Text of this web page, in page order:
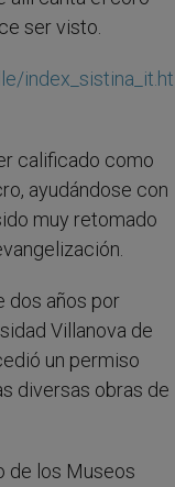
ser visto.
index_sistina_it.ht
calificado como
ayudándose con
muy retomado
dos años por
Villanova de
un permiso
diversas obras de
de los Museos